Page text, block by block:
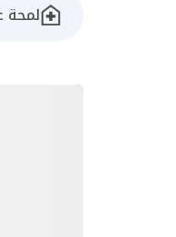
لمحة